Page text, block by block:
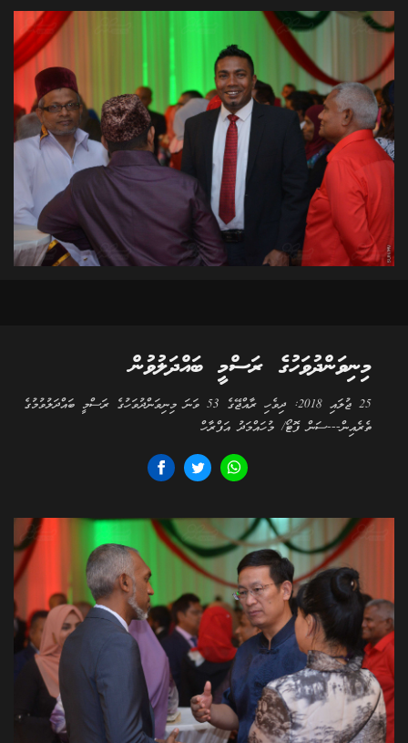
މިނިވަންދުވަހުގެ ރަސްމީ ބައްދަލުވުން
25 ޖުލައި 2018: ދިވެހި ރާއްޖޭގެ 53 ވަނަ މިނިވަންދުވަހުގެ ރަސްމީ ބައްދަލުވުމުގެ
ތެރެއިން---ސަން ފޮޓޯ/ މުހައްމަދު އަފްރާހް